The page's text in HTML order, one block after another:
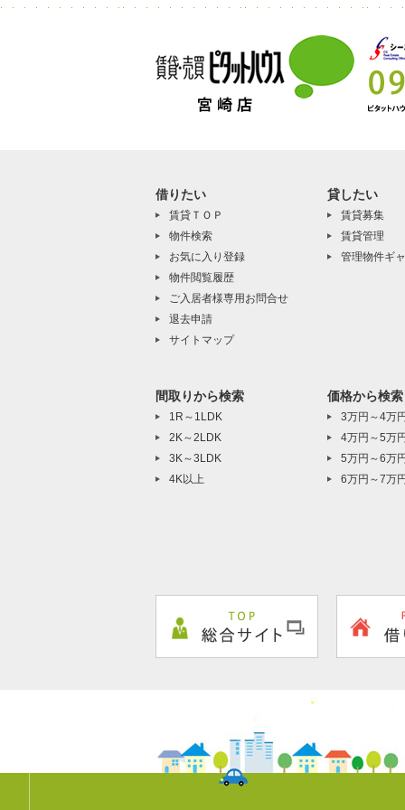
借りたい
賃貸ＴＯＰ
物件検索
お気に入り登録
物件閲覧履歴
ご入居者様専用お問合せ
退去申請
サイトマップ
貸したい
賃貸募集
賃貸管理
管理物件ギ
間取りから検索
1R～1LDK
2K～2LDK
3K～3LDK
4K以上
価格から検索
3万円～4万
4万円～5万
5万円～6万
6万円～7万